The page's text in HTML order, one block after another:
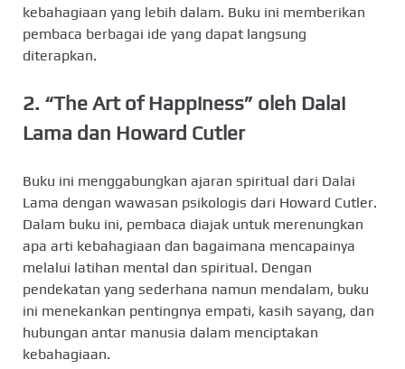
kebahagiaan yang lebih dalam. Buku ini memberikan
pembaca berbagai ide yang dapat langsung
diterapkan.
2. “The Art of Happiness” oleh Dalai
Lama dan Howard Cutler
Buku ini menggabungkan ajaran spiritual dari Dalai
Lama dengan wawasan psikologis dari Howard Cutler.
Dalam buku ini, pembaca diajak untuk merenungkan
apa arti kebahagiaan dan bagaimana mencapainya
melalui latihan mental dan spiritual. Dengan
pendekatan yang sederhana namun mendalam, buku
ini menekankan pentingnya empati, kasih sayang, dan
hubungan antar manusia dalam menciptakan
kebahagiaan.